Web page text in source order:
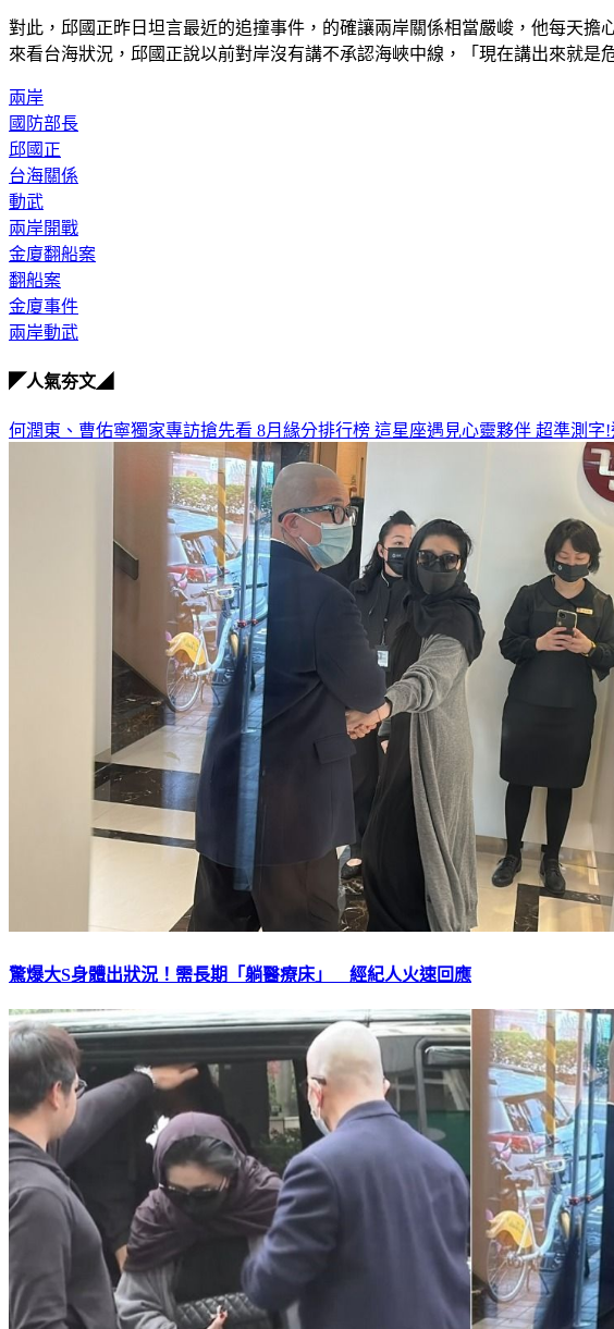
對此，邱國正昨日坦言最近的追撞事件，的確讓兩岸關係相當嚴峻，他每天
來看台海狀況，邱國正說以前對岸沒有講不承認海峽中線，「現在講出來就
兩岸
國防部長
邱國正
台海關係
動武
兩岸開戰
金廈翻船案
翻船案
金廈事件
兩岸動武
◤人氣夯文◢
何潤東、曹佑寧獨家專訪搶先看 8月緣分排行榜 這星座遇見心靈夥伴 超準測字
驚爆大S身體出狀況！需長期「躺醫療床」 經紀人火速回應